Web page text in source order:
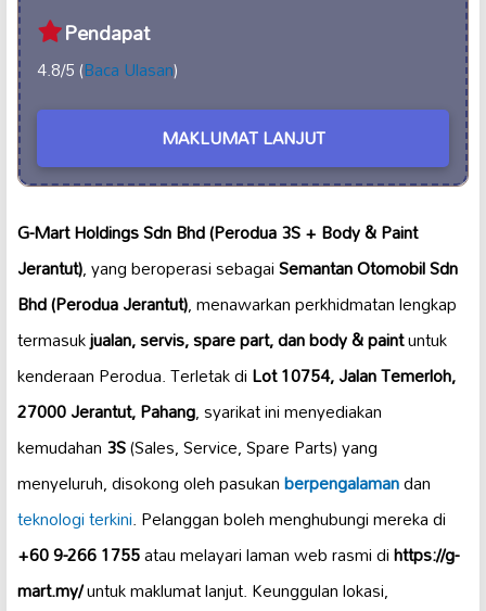
Pendapat
4.8/5 (Baca Ulasan)
MAKLUMAT LANJUT
G-Mart Holdings Sdn Bhd (Perodua 3S + Body & Paint
Jerantut), yang beroperasi sebagaiSemantan Otomobil Sdn
Bhd (Perodua Jerantut), menawarkan perkhidmatan lengkap
termasukjualan, servis, spare part, dan body & paintuntuk
kenderaan Perodua. Terletak diLot 10754, Jalan Temerloh,
27000 Jerantut, Pahang, syarikat ini menyediakan
kemudahan3S(Sales, Service, Spare Parts) yang
menyeluruh, disokong oleh pasukanberpengalamandan
teknologi terkini. Pelanggan boleh menghubungi mereka di
+60 9-266 1755atau melayari laman web rasmi dihttps://g-
mart.my/untuk maklumat lanjut. Keunggulan lokasi,